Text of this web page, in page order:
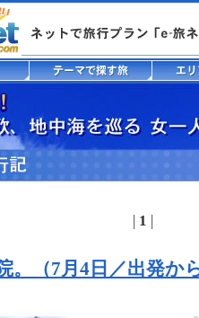
| 1 |
。（7月4日／出発か